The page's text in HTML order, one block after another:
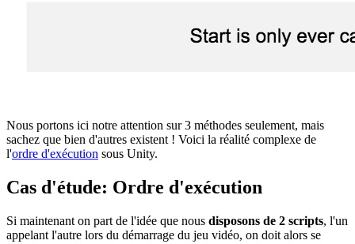
Nous portons ici notre attention sur 3 méthodes seulement, mais
sachez que bien d'autres existent ! Voici la réalité complexe de
l'ordre d'exécution sous Unity.
Cas d'étude: Ordre d'exécution
Si maintenant on part de l'idée que nous disposons de 2 scripts, l'un
appelant l'autre lors du démarrage du jeu vidéo, on doit alors se